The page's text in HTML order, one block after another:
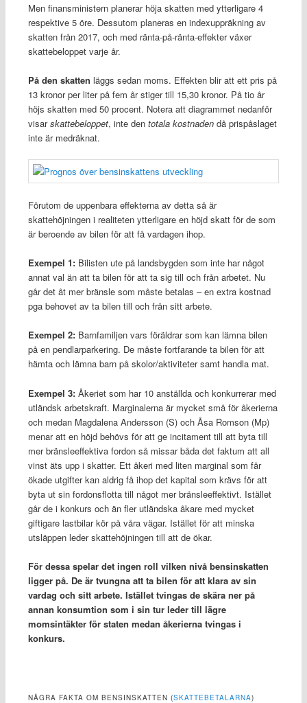
Men finansministern planerar höja skatten med ytterligare 4
respektive 5 öre. Dessutom planeras en indexuppräkning av
skatten från 2017, och med ränta-på-ränta-effekter växer
skattebeloppet varje år.
På den skatten läggs sedan moms. Effekten blir att ett pris på
13 kronor per liter på fem år stiger till 15,30 kronor. På tio år
höjs skatten med 50 procent. Notera att diagrammet nedanför
visarskattebeloppet, inte den totala kostnadendå prispåslaget
inte är medräknat.
Förutom de uppenbara effekterna av detta så är
skattehöjningen i realiteten ytterligare en höjd skatt för de som
är beroende av bilen för att få vardagen ihop.
Exempel 1:Bilisten ute på landsbygden som inte har något
annat val än att ta bilen för att ta sig till och från arbetet. Nu
går det åt mer bränsle som måste betalas – en extra kostnad
pga behovet av ta bilen till och från sitt arbete.
Exempel 2:Barnfamiljen vars föräldrar som kan lämna bilen
på en pendlarparkering. De måste fortfarande ta bilen för att
hämta och lämna barn på skolor/aktiviteter samt handla mat.
Exempel 3:Åkeriet som har 10 anställda och konkurrerar med
utländsk arbetskraft. Marginalerna är mycket små för åkerierna
och medan Magdalena Andersson (S) och Åsa Romson (Mp)
menar att en höjd behövs för att ge incitament till att byta till
mer bränsleeffektiva fordon så missar båda det faktum att all
vinst äts upp i skatter. Ett åkeri med liten marginal som får
ökade utgifter kan aldrig få ihop det kapital som krävs för att
byta ut sin fordonsflotta till något mer bränsleeffektivt. Istället
går de i konkurs och än fler utländska åkare med mycket
giftigare lastbilar kör på våra vägar. Istället för att minska
utsläppen leder skattehöjningen till att de ökar.
För dessa spelar det ingen roll vilken nivå bensinskatten
ligger på. De är tvungna att ta bilen för att klara av sin
vardag och sitt arbete. Istället tvingas de skära ner på
annan konsumtion som i sin tur leder till lägre
momsintäkter för staten medan åkerierna tvingas i
konkurs.
NÅGRA FAKTA OM BENSINSKATTEN (SKATTEBETALARNA)